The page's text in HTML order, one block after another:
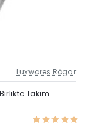
Güncel Fiyat
Luxwares Rögar
Takım